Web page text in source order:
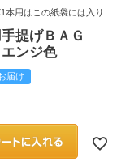
本用はこの紙袋には入り
手提げＢＡＧ
ンジ色
届け